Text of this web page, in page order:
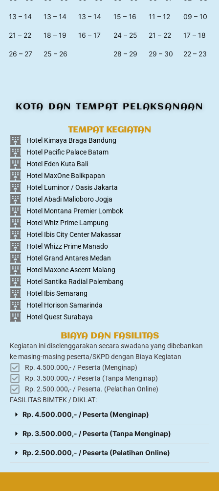
13 – 14 13 – 14 13 – 14 15 – 16 11 – 12 09 – 10
21 – 22 18 – 19 16 – 17 24 – 25 21 – 22 17 – 18
26 – 27 25 – 26 28 – 29 29 – 30 22 – 23
KOTA DAN TEMPAT PELAKSANAAN
TEMPAT KEGIATAN
Hotel Kimaya Braga Bandung
Hotel Pacific Palace Batam
Hotel Eden Kuta Bali
Hotel MaxOne Balikpapan
Hotel Luminor / Oasis Jakarta
Hotel Abadi Malioboro Jogja
Hotel Montana Premier Lombok
Hotel Whiz Prime Lampung
Hotel Ibis City Center Makassar
Hotel Whizz Prime Manado
Hotel Grand Antares Medan
Hotel Maxone Ascent Malang
Hotel Santika Radial Palembang
Hotel Ibis Semarang
Hotel Horison Samarinda
Hotel Quest Surabaya
BIAYA DAN FASILITAS
Kegiatan ini diselenggarakan secara swadana yang dibebankan
ke masing-masing peserta/SKPD dengan Biaya Kegiatan
Rp. 4.500.000,- / Peserta (Menginap)
Rp. 3.500.000,- / Peserta (Tanpa Menginap)
Rp. 2.500.000,- / Peserta. (Pelatihan Online)
FASILITAS BIMTEK / DIKLAT:
Rp. 4.500.000,- / Peserta (Menginap)
Rp. 3.500.000,- / Peserta (Tanpa Menginap)
Rp. 2.500.000,- / Peserta (Pelatihan Online)